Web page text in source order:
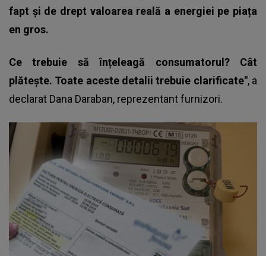
fapt şi de drept valoarea reală a energiei pe piața
en gros.
Ce trebuie să înțeleagă consumatorul? Cât
plătește. Toate aceste detalii trebuie clarificate", a
declarat Dana Daraban, reprezentant furnizori.